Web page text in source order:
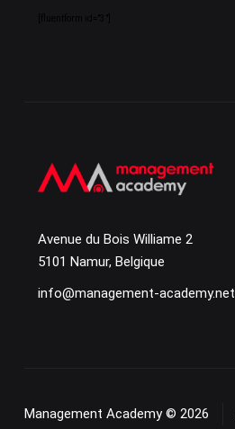
Avenue du Bois Williame 2
5101 Namur, Belgique
info@management-academy.net
Management Academy © 2026